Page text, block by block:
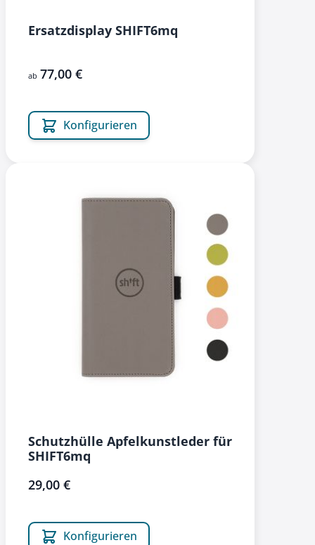
Ersatzdisplay SHIFT6mq
ab 77,00 €
Konfigurieren
Schutzhülle Apfelkunstleder für
SHIFT6mq
29,00 €
Konfigurieren